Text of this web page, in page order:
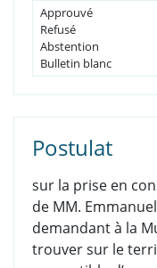
Approuvé
Refusé
Abstention
Bulletin blanc
Postulat
sur la prise en
de MM.
demandant à la
trouver sur le